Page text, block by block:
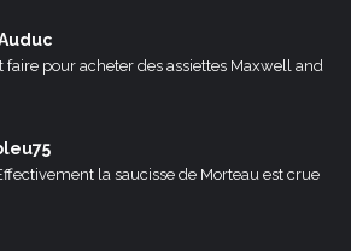
faire pour acheter des assiettes Maxwell and
la saucisse de Morteau est crue